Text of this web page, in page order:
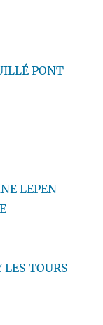
PONT
LEPEN
TOURS